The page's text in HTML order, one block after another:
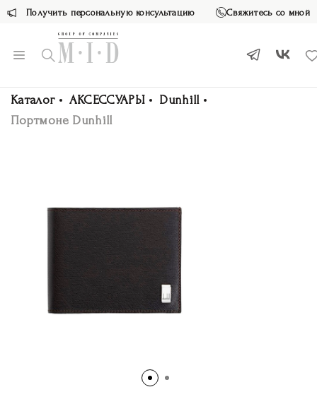
Получить персональную консультацию Свяжитесь со мной
Каталог АКСЕССУАРЫ
Dunhill
Портмоне Dunhill